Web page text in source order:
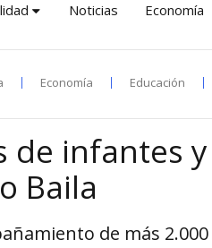
Noticias Economía
Economía Educación
de infantes
Baila
de más